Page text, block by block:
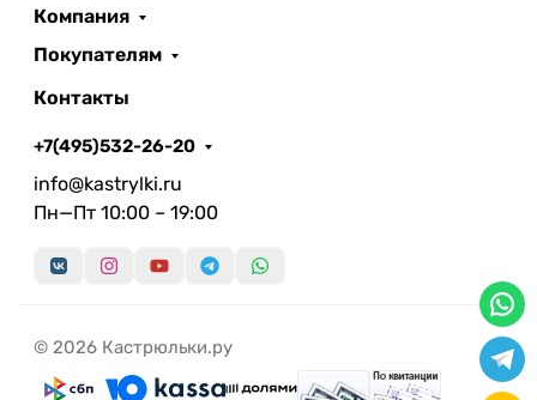
Компания
Покупателям
Контакты
+7(495)532-26-20
info@kastrylki.ru
Пн—Пт 10:00 – 19:00
© 2026 Кастрюльки.ру